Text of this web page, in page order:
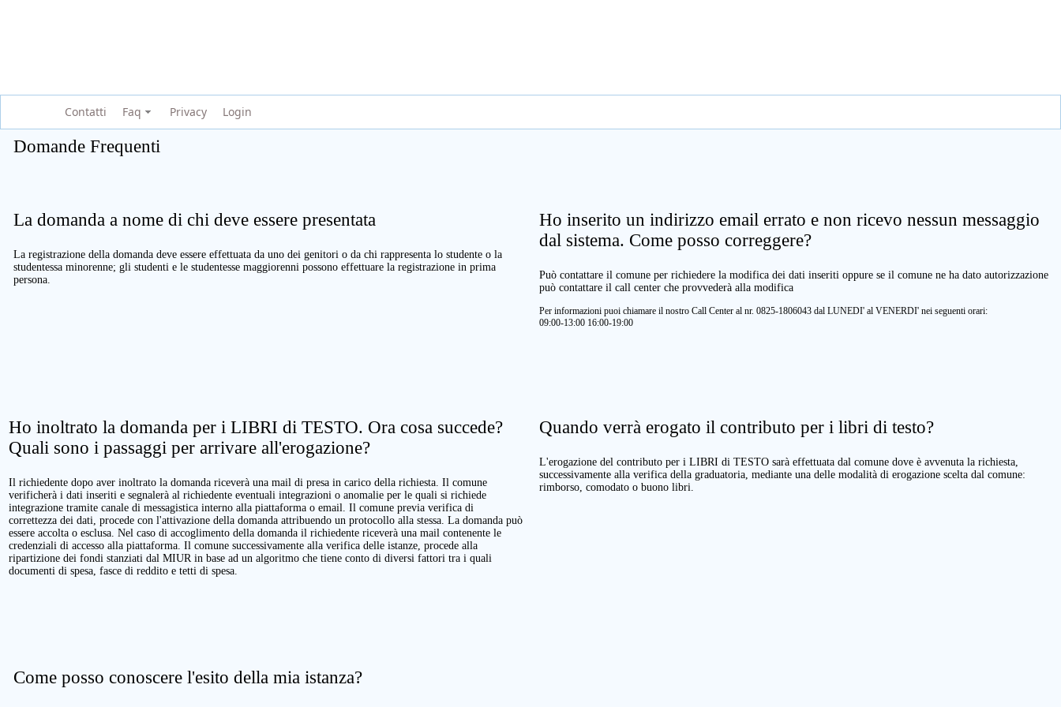
Contatti Faq Privacy Login
Domande Frequenti
La domanda a nome di chi deve essere presentata
La registrazione della domanda deve essere effettuata da uno dei genitori o da chi rappresenta lo studente o la
studentessa minorenne; gli studenti e le studentesse maggiorenni possono effettuare la registrazione in prima
persona.
Ho inserito un indirizzo email errato e non ricevo nessun messaggio
dal sistema. Come posso correggere?
Può contattare il comune per richiedere la modifica dei dati inseriti oppure se il comune ne ha dato autorizzazione
può contattare il call center che provvederà alla modifica
Per informazioni puoi chiamare il nostro Call Center al nr. 0825-1806043 dal LUNEDI' al VENERDI' nei seguenti orari:
09:00-13:00 16:00-19:00
Ho inoltrato la domanda per i LIBRI di TESTO. Ora cosa succede?
Quali sono i passaggi per arrivare all'erogazione?
Il richiedente dopo aver inoltrato la domanda riceverà una mail di presa in carico della richiesta. Il comune
verificherà i dati inseriti e segnalerà al richiedente eventuali integrazioni o anomalie per le quali si richiede
integrazione tramite canale di messagistica interno alla piattaforma o email. Il comune previa verifica di
correttezza dei dati, procede con l'attivazione della domanda attribuendo un protocollo alla stessa. La domanda può
essere accolta o esclusa. Nel caso di accoglimento della domanda il richiedente riceverà una mail contenente le
credenziali di accesso alla piattaforma. Il comune successivamente alla verifica delle istanze, procede alla
ripartizione dei fondi stanziati dal MIUR in base ad un algoritmo che tiene conto di diversi fattori tra i quali
documenti di spesa, fasce di reddito e tetti di spesa.
Quando verrà erogato il contributo per i libri di testo?
L'erogazione del contributo per i LIBRI di TESTO sarà effettuata dal comune dove è avvenuta la richiesta,
successivamente alla verifica della graduatoria, mediante una delle modalità di erogazione scelta dal comune:
rimborso, comodato o buono libri.
Come posso conoscere l'esito della mia istanza?